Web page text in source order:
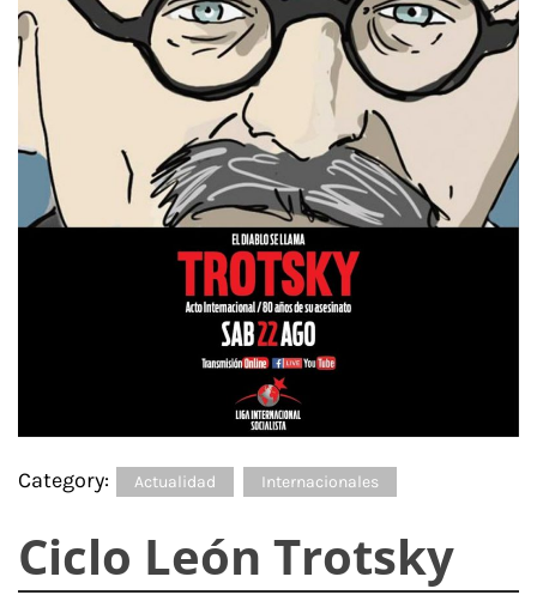
Category: Actualidad Internacionales
Ciclo León Trotsky